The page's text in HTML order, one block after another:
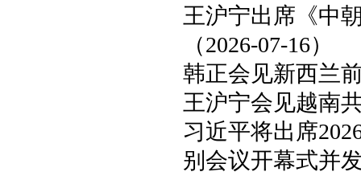
王沪宁出席《中
（2026-07-16）
韩正会见新西兰
王沪宁会见越南
习近平将出席
别会议开幕式并